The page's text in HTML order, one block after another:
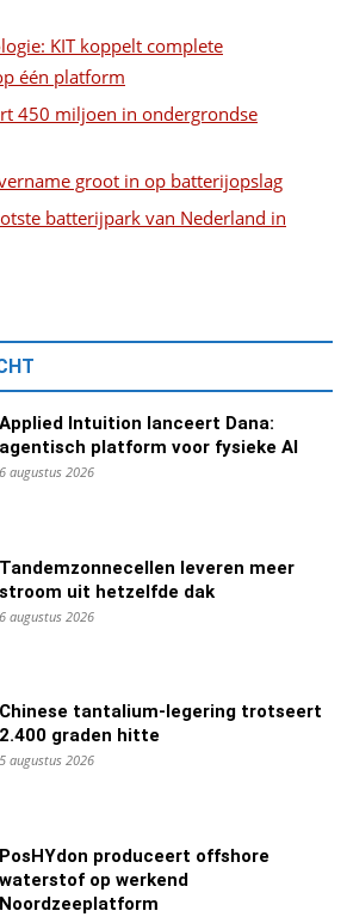
KIT koppelt complete
één platform
450 miljoen in ondergrondse
groot in op batterijopslag
batterijpark van Nederland in
Applied Intuition lanceert Dana:
agentisch platform voor fysieke AI
6 augustus 2026
Tandemzonnecellen leveren meer
stroom uit hetzelfde dak
6 augustus 2026
Chinese tantalium-legering trotseert
2.400 graden hitte
5 augustus 2026
PosHYdon produceert offshore
waterstof op werkend
Noordzeeplatform